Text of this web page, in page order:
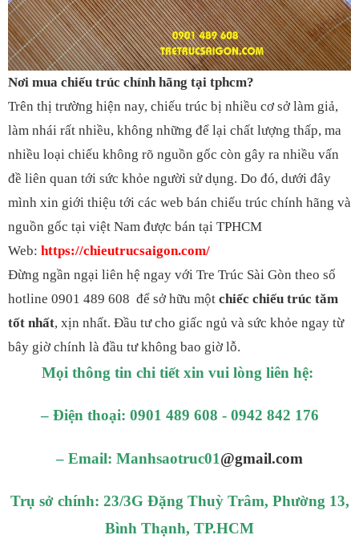
Nơi mua chiếu trúc chính hãng tại tphcm?
Trên thị trường hiện nay, chiếu trúc bị nhiều cơ sở làm giả,
làm nhái rất nhiều, không những để lại chất lượng thấp, ma
nhiều loại chiếu không rõ nguồn gốc còn gây ra nhiều vấn
đề liên quan tới sức khỏe người sử dụng. Do đó, dưới đây
mình xin giới thiệu tới các web bán chiếu trúc chính hãng và
nguồn gốc tại việt Nam được bán tại TPHCM
Web: https://chieutrucsaigon.com/
Đừng ngần ngại liên hệ ngay với Tre Trúc Sài Gòn theo số
hotline 0901 489 608 để sở hữu một chiếc chiếu trúc tăm
tốt nhất, xịn nhất. Đầu tư cho giấc ngủ và sức khỏe ngay từ
bây giờ chính là đầu tư không bao giờ lỗ.
Mọi thông tin chi tiết xin vui lòng liên hệ:
– Điện thoại: 0901 489 608 - 0942 842 176
– Email: Manhsaotruc01@gmail.com
Trụ sở chính: 23/3G Đặng Thuỳ Trâm, Phường 13,
Bình Thạnh, TP.HCM